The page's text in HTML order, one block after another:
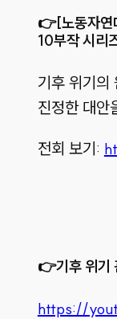
👉[노동자연
10부작 시리
기후 위기의
진정한 대안
전회 보기:
👉기후 위기
https://